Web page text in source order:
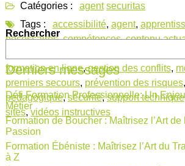
Catégories : agent securitas
Tags :
accessibilité, agent,
nécessaires,compétences,contenu
formation agent de
formation en ligne,gestion des conflits,
premiers secours, prévention des risques,
pédagogique,sécurité,support technique
sites,vidéos instructives
Rechercher
Derniers messages
Défi Formation Professionnelle: Un
Métier
Formation de Boucher : Maîtrisez l’Art
Passion
Formation Ébéniste : Maîtrisez l’Art du
à Z